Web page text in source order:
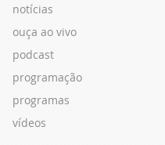
notícias
ouça ao vivo
podcast
programação
programas
vídeos